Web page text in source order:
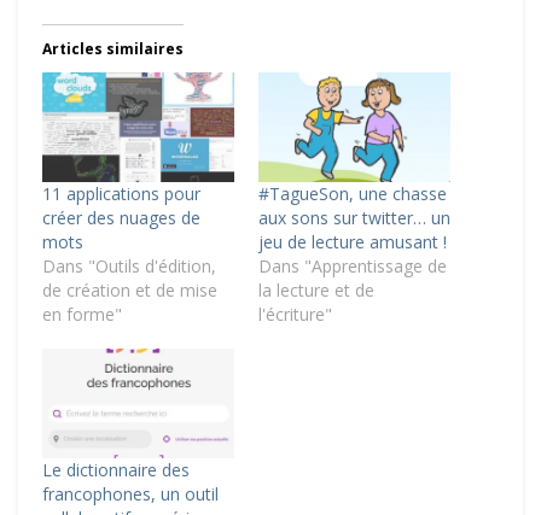
Articles similaires
11 applications pour
créer des nuages de
mots
Dans "Outils d'édition,
de création et de mise
en forme"
#TagueSon, une chasse
aux sons sur twitter… un
jeu de lecture amusant !
Dans "Apprentissage de
la lecture et de
l'écriture"
Le dictionnaire des
francophones, un outil